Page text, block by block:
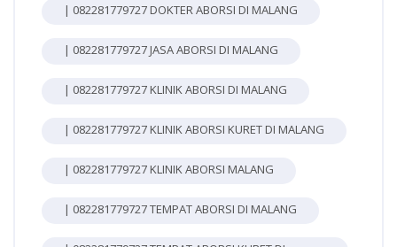
| 082281779727 DOKTER ABORSI DI MALANG
| 082281779727 JASA ABORSI DI MALANG
| 082281779727 KLINIK ABORSI DI MALANG
| 082281779727 KLINIK ABORSI KURET DI MALANG
| 082281779727 KLINIK ABORSI MALANG
| 082281779727 TEMPAT ABORSI DI MALANG